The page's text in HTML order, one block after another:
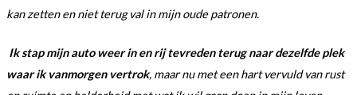
kan zetten en niet terug val in mijn oude patronen.
Ik stap mijn auto weer in en rij tevreden terug naar dezelfde plek
waar ik vanmorgen vertrok, maar nu met een hart vervuld van rust